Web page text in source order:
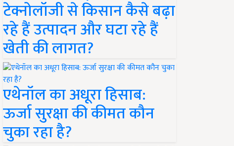
टेक्नोलॉजी से किसान कैसे बढ़ा
रहे हैं उत्पादन और घटा रहे हैं
खेती की लागत?
एथेनॉल का अधूरा हिसाब:
ऊर्जा सुरक्षा की कीमत कौन
चुका रहा है?